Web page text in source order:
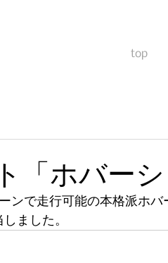
top
「ホバー
ンで走行可能の本格派ホ
ました。